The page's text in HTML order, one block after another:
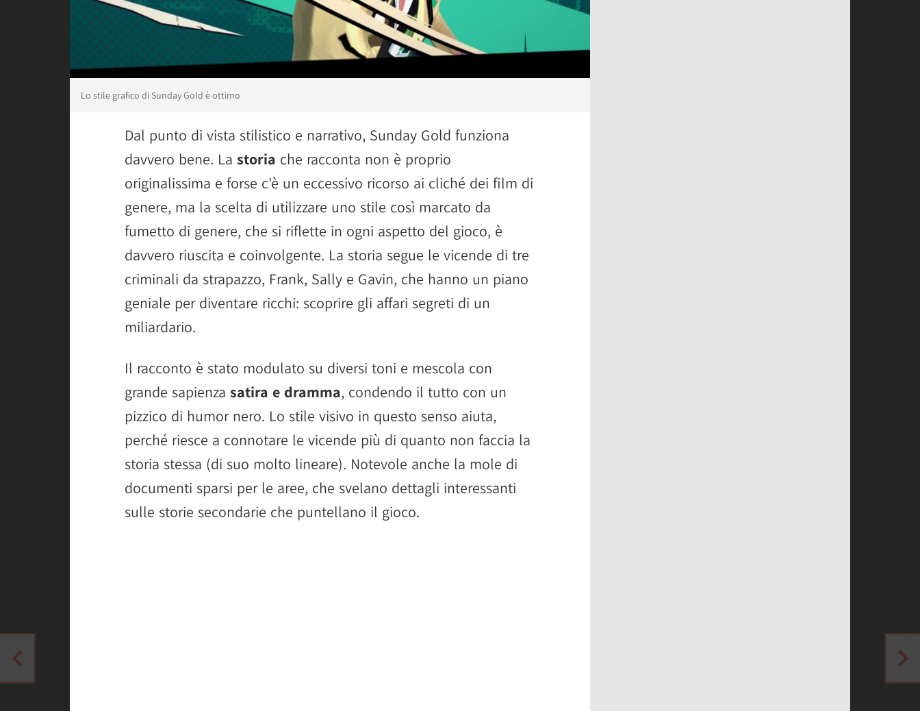
Lo stile grafico di Sunday Gold è ottimo
Dal punto di vista stilistico e narrativo, Sunday Gold funziona
davvero bene. La storia che racconta non è proprio
originalissima e forse c'è un eccessivo ricorso ai cliché dei film di
genere, ma la scelta di utilizzare uno stile così marcato da
fumetto di genere, che si riflette in ogni aspetto del gioco, è
davvero riuscita e coinvolgente. La storia segue le vicende di tre
criminali da strapazzo, Frank, Sally e Gavin, che hanno un piano
geniale per diventare ricchi: scoprire gli affari segreti di un
miliardario.
Il racconto è stato modulato su diversi toni e mescola con
grande sapienza satira e dramma, condendo il tutto con un
pizzico di humor nero. Lo stile visivo in questo senso aiuta,
perché riesce a connotare le vicende più di quanto non faccia la
storia stessa (di suo molto lineare). Notevole anche la mole di
documenti sparsi per le aree, che svelano dettagli interessanti
sulle storie secondarie che puntellano il gioco.